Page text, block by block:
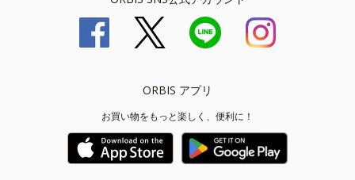
ORBIS アプリ
お買い物をもっと楽しく、便利に！